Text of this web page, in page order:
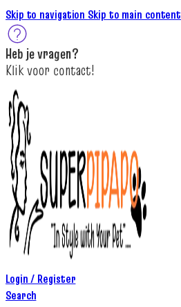
Skip to navigation Skip to main content
Heb jevragen?
Klikvoor contact!
Login / Register
Search